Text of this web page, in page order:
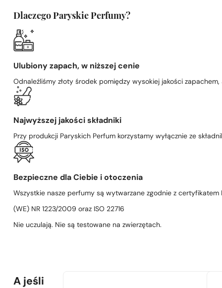
Dlaczego Paryskie Perfumy?
Ulubiony zapach, w niższej cenie
Odnaleźliśmy złoty środek pomiędzy wysokiej jakości
Najwyższej jakości składniki
Przy produkcji Paryskich Perfum korzystamy wyłącznie ze
Bezpieczne dla Ciebie i otoczenia
Wszystkie nasze perfumy są wytwarzane zgodnie z certyfikatem
(WE) NR 1223/2009 oraz ISO 22716
Nie uczulają. Nie są testowane na zwierzętach.
A jeśli